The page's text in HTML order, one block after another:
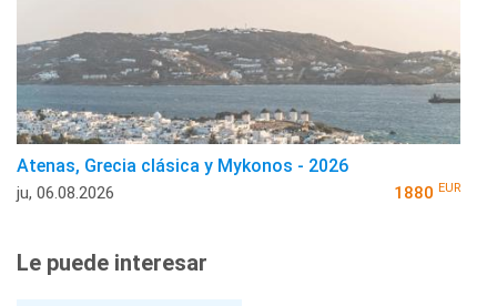
Atenas, Grecia clásica y Mykonos - 2026
ju, 06.08.2026 1880 EUR
Le puede interesar